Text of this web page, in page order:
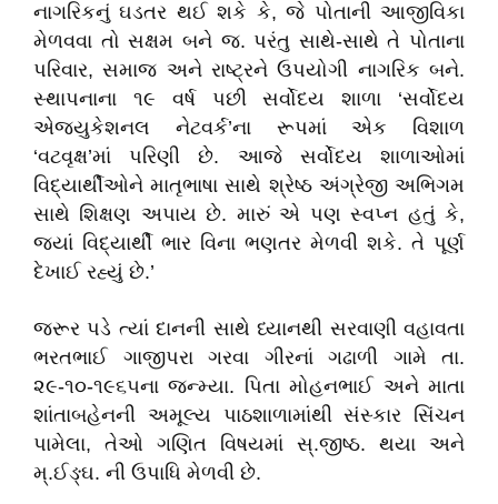
નાગરિકનું ઘડતર થઈ શકે કે, જે પોતાની આજીવિકા
મેળવવા તો સક્ષમ બને જ. પરંતુ સાથે-સાથે તે પોતાના
પરિવાર, સમાજ અને રાષ્ટ્રને ઉપયોગી નાગરિક બને.
સ્થાપનાના ૧૯ વર્ષ પછી સર્વોદય શાળા ‘સર્વોદય
એજ્યુકેશનલ નેટવર્ક’ના રૂપમાં એક વિશાળ
‘વટવૃક્ષ’માં પરિણી છે. આજે સર્વોદય શાળાઓમાં
વિદ્યાર્થીઓને માતૃભાષા સાથે શ્રેષ્ઠ અંગ્રેજી અભિગમ
સાથે શિક્ષણ અપાય છે. મારું એ પણ સ્વપ્ન હતું કે,
જ્યાં વિદ્યાર્થી ભાર વિના ભણતર મેળવી શકે. તે પૂર્ણ
દેખાઈ રહ્યું છે.’
જરૂર પડે ત્યાં દાનની સાથે ધ્યાનથી સરવાણી વહાવતા
ભરતભાઈ ગાજીપરા ગરવા ગીરનાં ગઢાળી ગામે તા.
૨૯-૧૦-૧૯૬૫ના જન્મ્યા. પિતા મોહનભાઈ અને માતા
શાંતાબહેનની અમૂલ્ય પાઠશાળામાંથી સંસ્કાર સિંચન
પામેલા, તેઓ ગણિત વિષયમાં સ્.જીષ્ઠ. થયા અને
મ્.ઈઙ્ઘ. ની ઉપાધિ મેળવી છે.